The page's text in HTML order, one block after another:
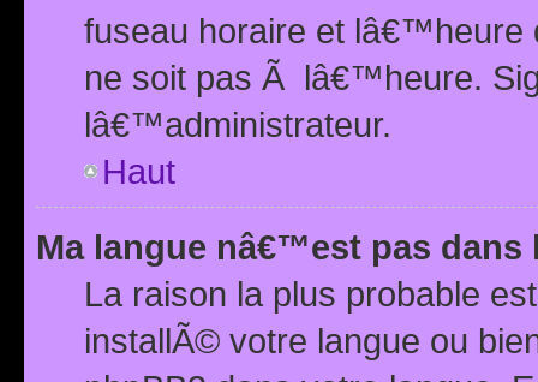
fuseau horaire et
ne soit pas Ã lâ€™heure.
lâ€™administrateur.
Haut
Ma langue nâ€™est pas dans
La raison la plus probable
installÃ© votre langue ou